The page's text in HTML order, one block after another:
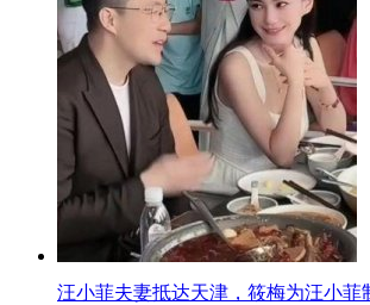
汪小菲夫妻抵达天津，筱梅为汪小菲